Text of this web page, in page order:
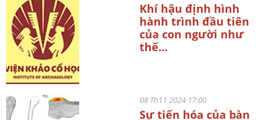
Khí hậu định hình
hành trình đầu tiên
của con người như
thế...
08 Th11 2024 17:00
Sự tiến hóa của bàn